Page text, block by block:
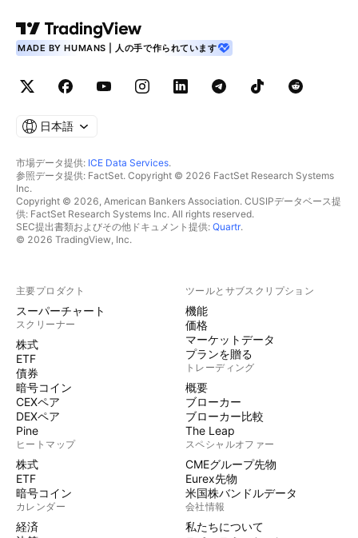
MADE BY HUMANS | 人の手で作られています
日本語
市場データ提供: ICE Data Services.
参照データ提供: FactSet. Copyright © 2026 FactSet Research Systems
Inc.
Copyright © 2026, American Bankers Association. CUSIPデータベース提
供: FactSet Research Systems Inc. All rights reserved.
SEC提出書類およびその他ドキュメント提供: Quartr.
© 2026 TradingView, Inc.
主要プロダクト
スーパーチャート
スクリーナー
株式
ETF
債券
暗号コイン
CEXペア
DEXペア
Pine
ヒートマップ
株式
ETF
暗号コイン
カレンダー
経済
ツールとサブスクリプション
機能
価格
マーケットデータ
プランを贈る
トレーディング
概要
ブローカー
ブローカー比較
The Leap
スペシャルオファー
CMEグループ先物
Eurex先物
米国株バンドルデータ
会社情報
私たちについて